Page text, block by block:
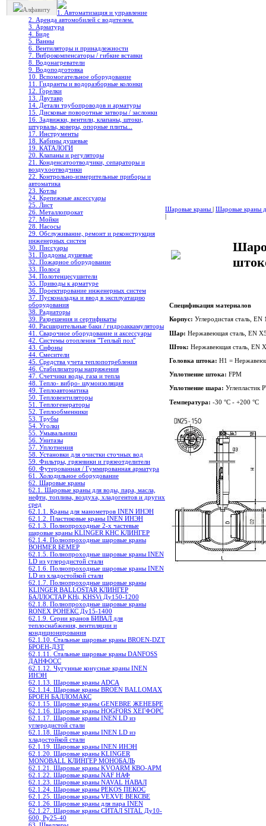
Алфавиту
1. Автоматизация и управление
2. Аренда автомобилей с водителем.
3. Арматура
4. Биде
5. Ванны
6. Вентиляторы и принадлежности
7. Виброкомпенсаторы / гибкие вставки
8. Водонагреватели
9. Водоподготовка
10. Вспомогательное оборудование
11. Гидранты и водоразборные колонки
12. Горелки
13. Двутавр
14. Детали трубопроводов и арматуры
15. Дисковые поворотные затворы / заслонки
16. Задвижки, вентили, клапаны, штоки,
штурвалы, коверы, опорные плиты...
17. Инструменты
18. Кабины душевые
19. КАТАЛОГИ
20. Клапаны и регуляторы
21. Конденсатоотводчики, сепараторы и
воздухоотводчики
22. Контрольно-измерительные приборы и
автоматика
23. Котлы
24. Крепежные аксессуары
25. Лист
26. Металлопрокат
27. Мойки
28. Насосы
29. Обслуживание, ремонт и реконструкция
инженерных систем
30. Писсуары
31. Поддоны душевые
32. Пожарное оборудование
33. Полоса
34. Полотенцесушители
35. Приводы к арматуре
36. Проектирование инженерных систем
37. Пусконаладка и ввод в эксплуатацию
оборудования
38. Радиаторы
39. Разрешения и сертификаты
40. Расширительные баки / гидроаккамуляторы
41. Сварочное оборудование и аксессуары
42. Системы отопления "Теплый пол"
43. Сифоны
44. Смесители
45. Средства учета теплопотребления
46. Стабилизаторы напряжения
47. Счетчики воды, газа и тепла
48. Тепло- вибро- шумоизоляция
49. Теплоавтоматика
50. Тепловентиляторы
51. Теплогенераторы
52. Теплообменники
53. Трубы
54. Уголки
55. Умывальники
56. Унитазы
57. Уплотнения
58. Установки для очистки сточных вод
59. Фильтры, грязевики и грязеотделители
60. Футерованная / Гуммированная арматура
61. Холодильное oборудование
62. Шаровые краны
62.1. Шаровые краны для воды, пара, масла,
нефти, топлива, воздуха, хладогентов и других
сред
62.1.1. Краны для манометров INEN ИНЭН
62.1.2. Пластиковые краны INEN ИНЭН
62.1.3. Полнопроходные 2-х частевые
шаровые краны KLINGER KHC КЛИНГЕР
62.1.4. Полнопроходные шаровые краны
BOHMER БЕМЕР
62.1.5. Полнопроходные шаровые краны INEN
LD из углеродистой стали
62.1.6. Полнопроходные шаровые краны INEN
LD из хладостойкой стали
62.1.7. Полнопроходные шаровые краны
KLINGER BALLOSTAR КЛИНГЕР
БАЛЛОСТАР KHi, KHSVi Ду150-1200
62.1.8. Полнопроходные шаровые краны
RONEX РОНЕКС Ду15-1400
62.1.9. Серии кранов БИВАЛ для
теплоснабжения, вентиляции и
кондиционирования
62.1.10. Стальные шаровые краны BROEN-DZT
БРОЕН-ДЗТ
62.1.11. Стальные шаровые краны DANFOSS
ДАНФОСС
62.1.12. Чугунные конусные краны INEN
ИНЭН
62.1.13. Шаровые краны ADCA
62.1.14. Шаровые краны BROEN BALLOMAX
БРОЕН БАЛЛОМАКС
62.1.15. Шаровые краны GENEBRE ЖЕНЕБРЕ
62.1.16. Шаровые краны HOGFORS ХЕГФОРС
62.1.17. Шаровые краны INEN LD из
углеродистой стали
62.1.18. Шаровые краны INEN LD из
хладостойкой стали
62.1.19. Шаровые краны INEN ИНЭН
62.1.20. Шаровые краны KLINGER
MONOBALL КЛИНГЕР МОНОБАЛЬ
62.1.21. Шаровые краны KVOARM КВО-АРМ
62.1.22. Шаровые краны NAF НАФ
62.1.23. Шаровые краны NAVAL НАВАЛ
62.1.24. Шаровые краны PEKOS ПЕКОС
62.1.25. Шаровые краны VEXVE ВЕКСВЕ
62.1.26. Шаровые краны для пара INEN
62.1.27. Шаровые краны СИТАЛ SITAL Ду10-
600, Ру25-40
Шаровые краны | Шаровые краны
|
Спецификация материалов
Корпус: Углеродистая сталь,
Шар: Нержавеющая сталь, EN
Шток: Нержавеющая сталь, EN
Головка штока: H1 =
Уплотнение штока: FPM
Уплотнение шара: Углепластик
Температура: -30 °C - +200 °C